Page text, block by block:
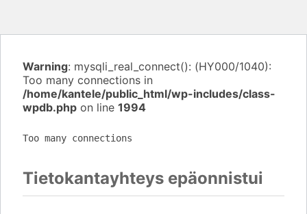
Warning: mysqli_real_connect(): (HY000/1040):
Too many connections in
/home/kantele/public_html/wp-includes/class-
wpdb.php on line 1994
Too many connections
Tietokantayhteys epäonnistui